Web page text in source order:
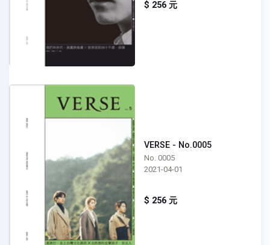
$ 256 元
VERSE - No.0005
No. 0005
2021-04-01
$ 256 元